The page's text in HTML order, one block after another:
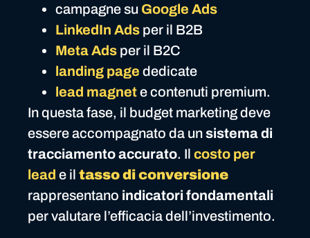
campagne su Google Ads
LinkedIn Ads per il B2B
Meta Ads per il B2C
landing page dedicate
lead magnete contenuti premium.
In questa fase, il budget marketing deve
essere accompagnato da unsistema di
tracciamento accurato. Il costo per
lead e il tasso di conversione
rappresentano indicatori fondamentali
per valutare l’efficacia dell’investimento.